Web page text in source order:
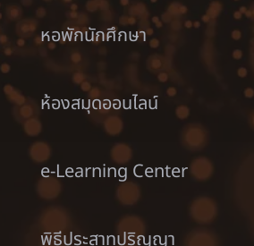
หอพักนักศึกษา
ห้องสมุดออนไลน์
e-Learning Center
พิธีประสาทปริญญา